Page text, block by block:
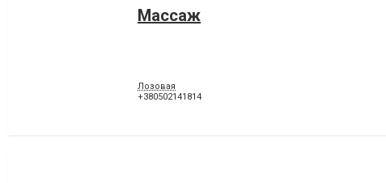
Массаж
Лозовая
+380502141814